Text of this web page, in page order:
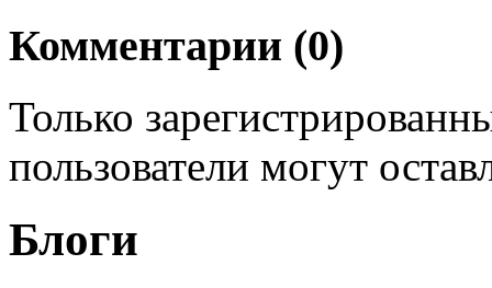
Комментарии (0)
Только
пользователи могут
Блоги